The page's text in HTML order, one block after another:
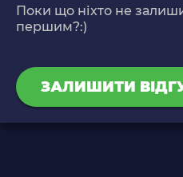
Поки що ніхто не
першим?:)
ЗАЛИШИТИ